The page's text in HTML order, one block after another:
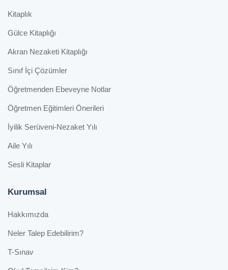
Kitaplık
Gülce Kitaplığı
Akran Nezaketi Kitaplığı
Sınıf İçi Çözümler
Öğretmenden Ebeveyne Notlar
Öğretmen Eğitimleri Önerileri
İyilik Serüveni-Nezaket Yılı
Aile Yılı
Sesli Kitaplar
Kurumsal
Hakkımızda
Neler Talep Edebilirim?
T-Sınav